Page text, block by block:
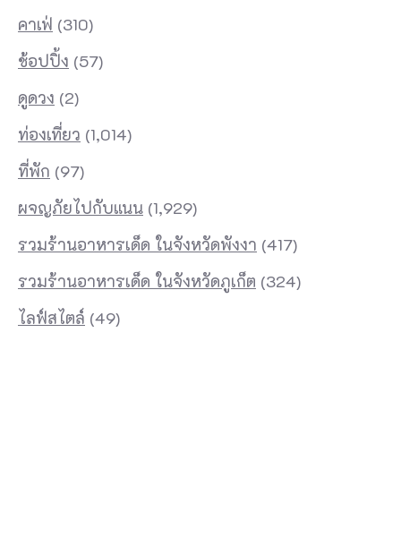
คาเฟ่ (310)
ช้อปปิ้ง (57)
ดูดวง (2)
ท่องเที่ยว (1,014)
ที่พัก (97)
ผจญภัยไปกับแนน (1,929)
รวมร้านอาหารเด็ด ในจังหวัดพังงา (417)
รวมร้านอาหารเด็ด ในจังหวัดภูเก็ต (324)
ไลฟ์สไตล์ (49)